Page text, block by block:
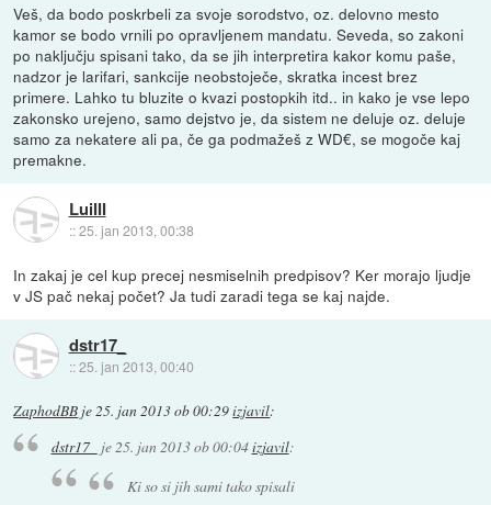
Veš, da bodo poskrbeli za svoje sorodstvo, oz. delovno mesto
kamor se bodo vrnili po opravljenem mandatu. Seveda, so zakoni
po naključju spisani tako, da se jih interpretira kakor komu paše,
nadzor je larifari, sankcije neobstoječe, skratka incest brez
primere. Lahko tu bluzite o kvazi postopkih itd.. in kako je vse lepo
zakonsko urejeno, samo dejstvo je, da sistem ne deluje oz. deluje
samo za nekatere ali pa, če ga podmažeš z WD€, se mogoče kaj
premakne.
LuiIII
::25. jan 2013, 00:38
In zakaj je cel kup precej nesmiselnih predpisov? Ker morajo ljudje
v JS pač nekaj počet? Ja tudi zaradi tega se kaj najde.
dstr17_
::25. jan 2013, 00:40
ZaphodBB je25. jan 2013 ob 00:29izjavil:
dstr17_ je25. jan 2013 ob 00:04izjavil:
Ki so si jih sami tako spisali